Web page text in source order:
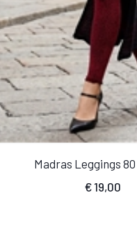
Madras Leggings
€19,00